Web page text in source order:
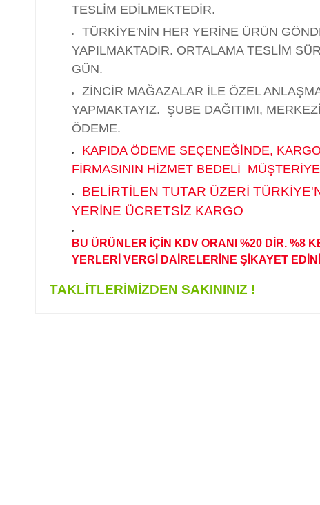
TESLİM EDİLMEKTEDİR.
TÜRKİYE'NİN HER YERİNE ÜRÜN
YAPILMAKTADIR. ORTALAMA TESLİM
GÜN.
ZİNCİR MAĞAZALAR İLE ÖZEL
YAPMAKTAYIZ. ŞUBE DAĞITIMI,
ÖDEME.
KAPIDA ÖDEME SEÇENEĞİNDE, KARGO
FİRMASININ HİZMET BEDELİ
BELİRTİLEN TUTAR ÜZERİ
YERİNE ÜCRETSİZ KARGO
BU ÜRÜNLER İÇİN KDV ORANI %20 DİR. %8
YERLERİ VERGİ DAİRELERİNE ŞİKAYET
TAKLİTLERİMİZDEN SAKININIZ !